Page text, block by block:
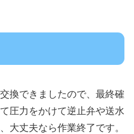
換できましたので、最終確
圧力をかけて逆止弁や送水
大丈夫なら作業終了です。